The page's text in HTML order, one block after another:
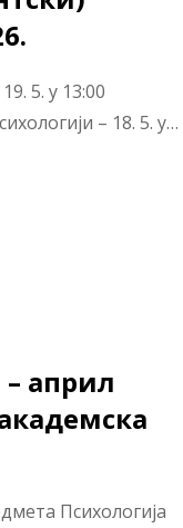
5. у 13:00
– 18. 5. у…
април
Психологија